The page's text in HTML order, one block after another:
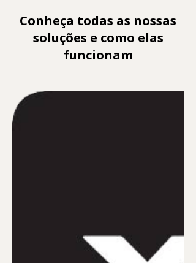
Conheça todas as nossas
soluções e como elas
funcionam